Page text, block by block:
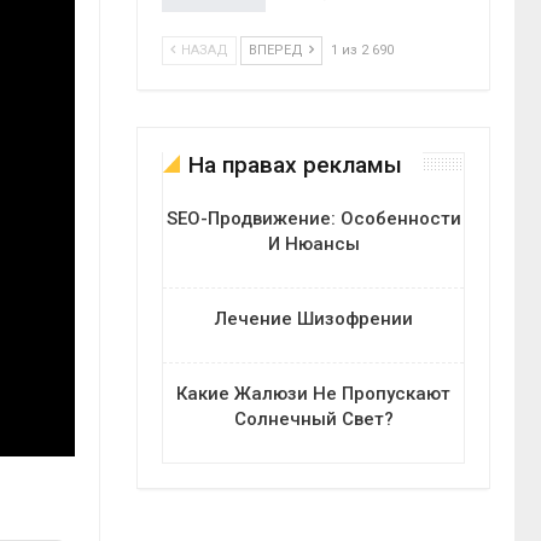
НАЗАД ВПЕРЕД 1 из 2 690
На правах рекламы
SEO-Продвижение: Особенности
И Нюансы
Лечение Шизофрении
Какие Жалюзи Не Пропускают
Солнечный Свет?